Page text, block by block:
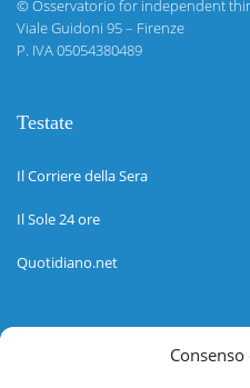
©Osservatorio for independent
Viale Guidoni 95 – Firenze
P. IVA 05054380489
Testate
Il Corriere della Sera
Il Sole 24 ore
Quotidiano.net
Informazioni